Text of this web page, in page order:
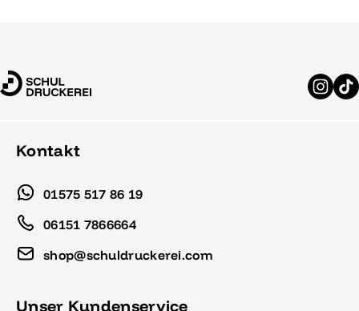
Kontakt
01575 517 86 19
06151 7866664
shop@schuldruckerei.com
Unser Kundenservice